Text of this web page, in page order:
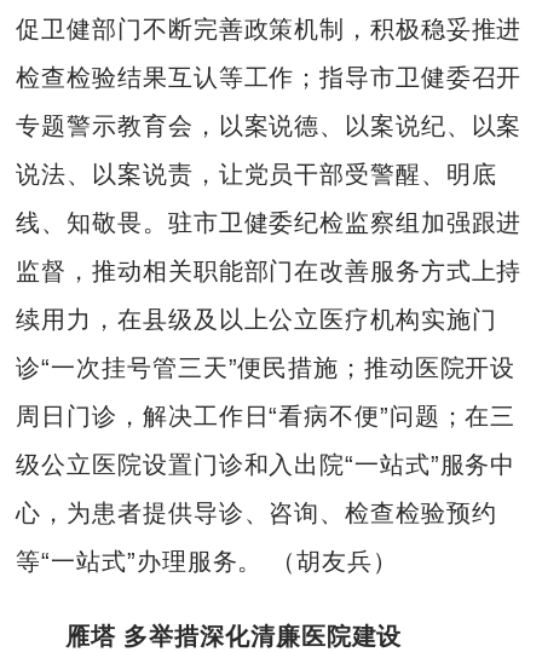
促卫健部门不断完善政策机制，积极稳妥推进
检查检验结果互认等工作；指导市卫健委召开
专题警示教育会，以案说德、以案说纪、以案
说法、以案说责，让党员干部受警醒、明底
线、知敬畏。驻市卫健委纪检监察组加强跟进
监督，推动相关职能部门在改善服务方式上持
续用力，在县级及以上公立医疗机构实施门
诊“一次挂号管三天”便民措施；推动医院开设
周日门诊，解决工作日“看病不便”问题；在三
级公立医院设置门诊和入出院“一站式”服务中
心，为患者提供导诊、咨询、检查检验预约
等“一站式”办理服务。 （胡友兵）
雁塔 多举措深化清廉医院建设